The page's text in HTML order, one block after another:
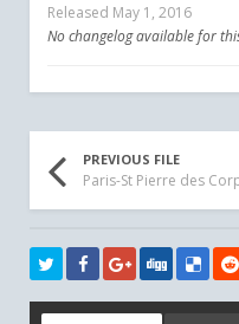
Released May 1, 2016
No changelog available for
PREVIOUS FILE
Paris-St Pierre des